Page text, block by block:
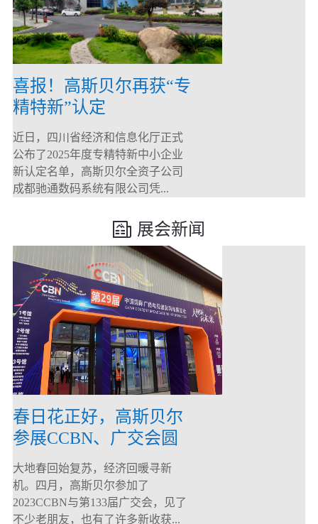
喜报！高斯贝尔再获“专
精特新”认定
近日，四川省经济和信息化厅正式
公布了2025年度专精特新中小企业
新认定名单，高斯贝尔全资子公司
成都驰通数码系统有限公司凭...
展会新闻
春日花正好，高斯贝尔
参展CCBN、广交会圆
满落幕！
大地春回始复苏，经济回暖寻新
机。四月，高斯贝尔参加了
2023CCBN与第133届广交会，见了
不少老朋友，也有了许多新收获...